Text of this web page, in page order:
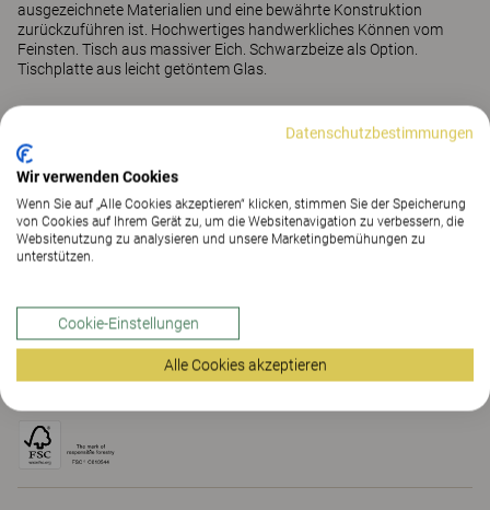
ausgezeichnete Materialien und eine bewährte Konstruktion
zurückzuführen ist. Hochwertiges handwerkliches Können vom
Feinsten. Tisch aus massiver Eich. Schwarzbeize als Option.
Tischplatte aus leicht getöntem Glas.
KONTAKT
Materialien Downloads (7)
Datenschutzbestimmungen
Wir verwenden Cookies
Wenn Sie auf „Alle Cookies akzeptieren“ klicken, stimmen Sie der Speicherung
von Cookies auf Ihrem Gerät zu, um die Websitenavigation zu verbessern, die
Websitenutzung zu analysieren und unsere Marketingbemühungen zu
unterstützen.
Cookie-Einstellungen
Alle Cookies akzeptieren